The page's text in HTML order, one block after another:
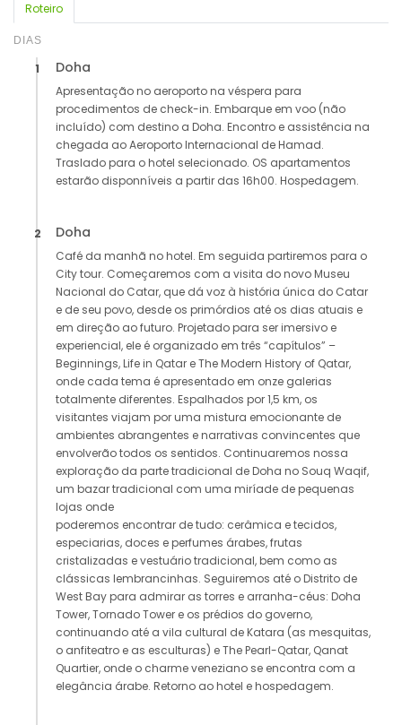
Roteiro
DIAS
1 Doha
Apresentação no aeroporto na véspera para
procedimentos de check-in. Embarque em voo (não
incluído) com destino a Doha. Encontro e assistência na
chegada ao Aeroporto Internacional de Hamad.
Traslado para o hotel selecionado. OS apartamentos
estarão disponníveis a partir das 16h00. Hospedagem.
2 Doha
Café da manhã no hotel. Em seguida partiremos para o
City tour. Começaremos com a visita do novo Museu
Nacional do Catar, que dá voz à história única do Catar
e de seu povo, desde os primórdios até os dias atuais e
em direção ao futuro. Projetado para ser imersivo e
experiencial, ele é organizado em três “capítulos” –
Beginnings, Life in Qatar e The Modern History of Qatar,
onde cada tema é apresentado em onze galerias
totalmente diferentes. Espalhados por 1,5 km, os
visitantes viajam por uma mistura emocionante de
ambientes abrangentes e narrativas convincentes que
envolverão todos os sentidos. Continuaremos nossa
exploração da parte tradicional de Doha no Souq Waqif,
um bazar tradicional com uma miríade de pequenas
lojas onde
poderemos encontrar de tudo: cerâmica e tecidos,
especiarias, doces e perfumes árabes, frutas
cristalizadas e vestuário tradicional, bem como as
clássicas lembrancinhas. Seguiremos até o Distrito de
West Bay para admirar as torres e arranha-céus: Doha
Tower, Tornado Tower e os prédios do governo,
continuando até a vila cultural de Katara (as mesquitas,
o anfiteatro e as esculturas) e The Pearl-Qatar, Qanat
Quartier, onde o charme veneziano se encontra com a
elegância árabe. Retorno ao hotel e hospedagem.